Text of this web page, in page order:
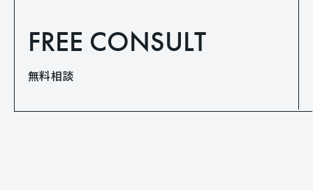
FREE CONSULT
無料相談